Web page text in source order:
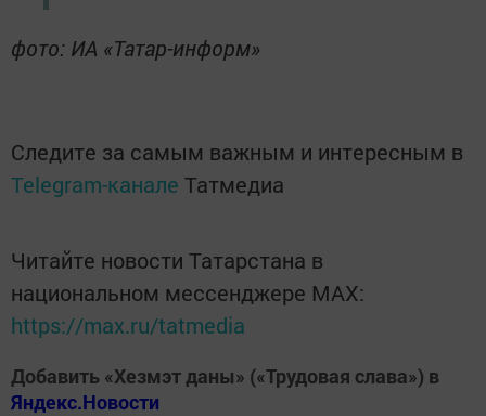
фото: ИА «Татар-информ»
Следите за самым важным и интересным в
Telegram-канале Татмедиа
Читайте новости Татарстана в
национальном мессенджере MАХ:
https://max.ru/tatmedia
Добавить «Хезмэт даны» («Трудовая слава») в
Яндекс.Новости